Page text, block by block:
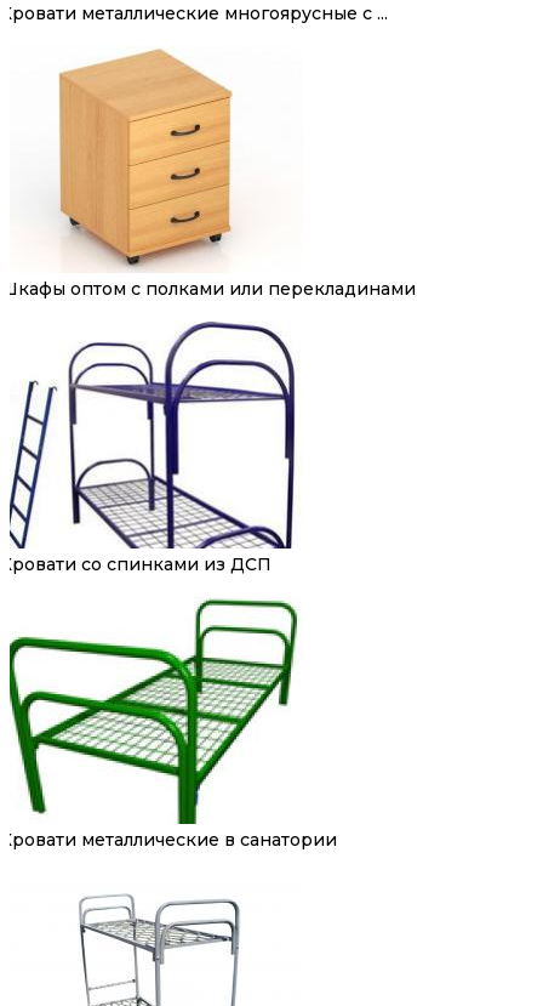
Кровати металлические многоярусные с ...
Шкафы оптом с полками или перекладинами
Кровати со спинками из ДСП
Кровати металлические в санатории